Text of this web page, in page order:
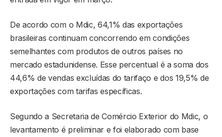
De acordo com o Mdic, 64,1% das exportações
brasileiras continuam concorrendo em condições
semelhantes com produtos de outros países no
mercado estadunidense. Esse percentual é a soma dos
44,6% de vendas excluídas do tarifaço e dos 19,5% de
exportações com tarifas específicas.
Segundo a Secretaria de Comércio Exterior do Mdic, o
levantamento é preliminar e foi elaborado com base